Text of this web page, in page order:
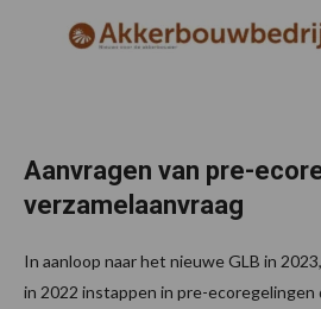
Aanvragen van pre-
verzamelaanvraag
In aanloop naar het nieuwe GLB in
in 2022 instappen in pre-